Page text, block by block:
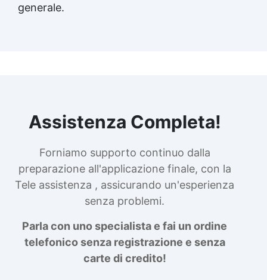
generale.
Assistenza Completa!
Forniamo supporto continuo dalla
preparazione all'applicazione finale, con la
Tele assistenza , assicurando un'esperienza
senza problemi.
Parla con uno specialista e fai un ordine
telefonico senza registrazione e senza
carte di credito!